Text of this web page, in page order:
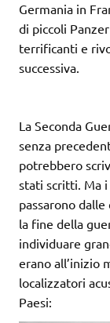
Germania in
di piccoli
terrificanti e
successiva.
La Seconda
senza
potrebbero
stati scritti. Ma
passarono
la fine della
individuare
erano all’inizio
localizzatori
Paesi: